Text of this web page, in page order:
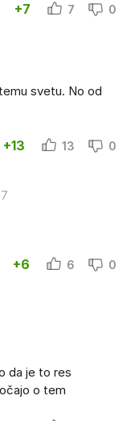
+7 7 0
svetu. No od
+13 13 0
+6 6 0
da je to res
o tem